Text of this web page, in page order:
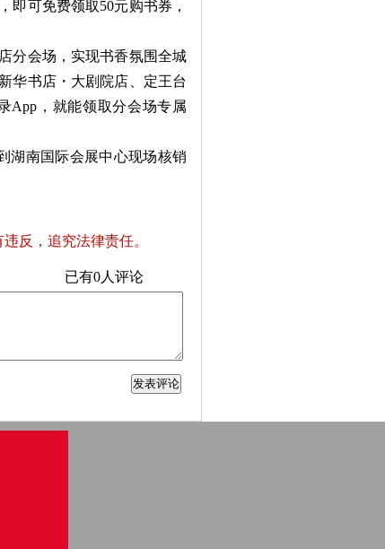
即可免费领取50元购书券，
分会场，实现书香氛围全城
华书店・大剧院店、定王台
App，就能领取分会场专属
南国际会展中心现场核销
反，追究法律责任。
已有0人评论